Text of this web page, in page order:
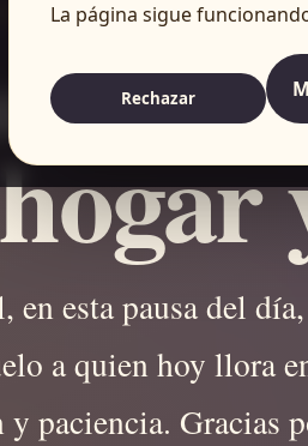
La página sigue
Rechazar
MOMENTO
en esta pausa del
a quien hoy llora
y paciencia. Gracias